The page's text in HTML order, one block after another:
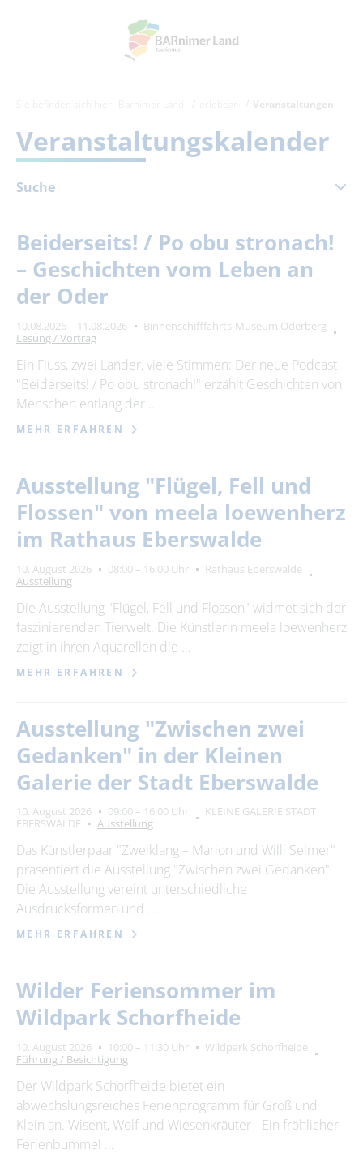
Veranstaltungen
Veranstaltungskalender
Suche
August 2026
Mo Di Mi Do Fr Sa So
1
3
4
10
11 12 13 14 15
16
17
18 19 20 21 22
23
24
25 26 27 28 29
30
Zeitraum
von
Kategorie
Suchbegriff
bitte wählen
Ort
SUCHEN
Beiderseits! / Po obu stronach!
– Geschichten vom Leben an
der Oder
10.08.2026 – 11.08.2026
Binnenschifffahrts-Museum Oderberg
Lesung / Vortrag
Ein Fluss, zwei Länder, viele Stimmen: Der neue Podcast
"Beiderseits! / Po obu stronach!" erzählt Geschichten von
Menschen entlang der …
MEHR ERFAHREN
Ausstellung "Flügel, Fell und
Flossen" von meela loewenherz
im Rathaus Eberswalde
10. August 2026 08:00 – 16:00 Uhr
Rathaus Eberswalde
Ausstellung
Die Ausstellung "Flügel, Fell und Flossen" widmet sich der
faszinierenden Tierwelt. Die Künstlerin meela loewenherz
zeigt in ihren Aquarellen die …
MEHR ERFAHREN
Ausstellung "Zwischen zwei
Gedanken" in der Kleinen
Galerie der Stadt Eberswalde
10. August 2026 09:00 – 16:00 Uhr
KLEINE GALERIE STADT
EBERSWALDE
Ausstellung
Das Künstlerpaar "Zweiklang – Marion und Willi Selmer"
präsentiert die Ausstellung "Zwischen zwei Gedanken".
Die Ausstellung vereint unterschiedliche
Ausdrucksformen und …
MEHR ERFAHREN
Wilder Feriensommer im
Wildpark Schorfheide
10. August 2026 10:00 – 11:30 Uhr
Wildpark Schorfheide
Führung / Besichtigung
Der Wildpark Schorfheide bietet ein
abwechslungsreiches Ferienprogramm für Groß und
Klein an. Wisent, Wolf und Wiesenkräuter - Ein fröhlicher
Ferienbummel …